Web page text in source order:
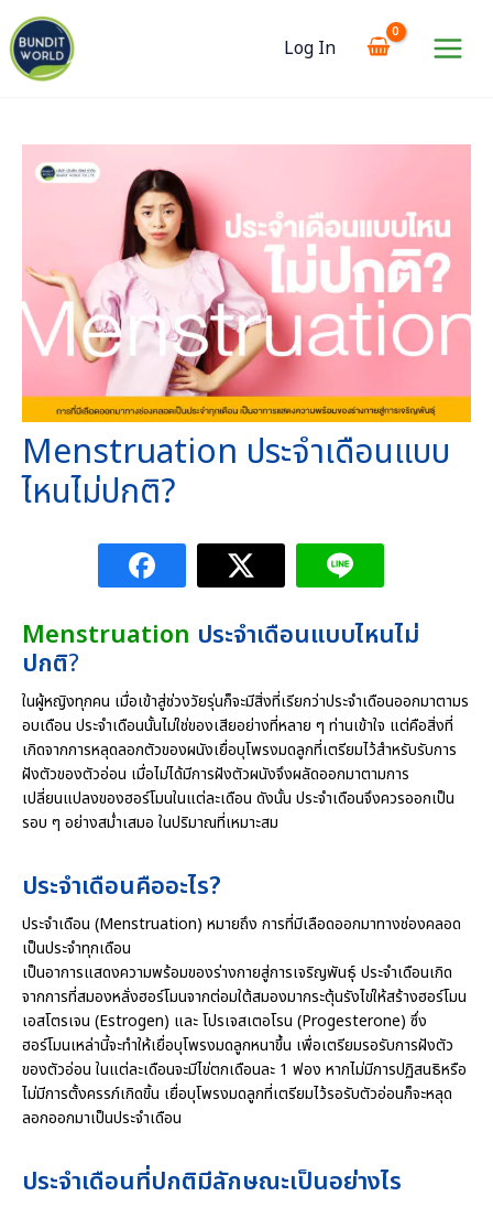
to
content
Log In
Main
Menstruation ประจำเดือนแบบ
ไหนไม่ปกติ?
Menstruation ประจำเดือนแบบไหนไม่
ปกติ?
ในผู้หญิงทุกคน เมื่อเข้าสู่ช่วงวัยรุ่นก็จะมีสิ่งที่เรียกว่าประจำเดือนออกมาตามร
อบเดือน ประจำเดือนนั้นไม่ใช่ของเสียอย่างที่หลาย ๆ ท่านเข้าใจ แต่คือสิ่งที่
เกิดจากการหลุดลอกตัวของผนังเยื่อบุโพรงมดลูกที่เตรียมไว้สำหรับรับการ
ฝังตัวของตัวอ่อน เมื่อไม่ได้มีการฝังตัวผนังจึงผลัดออกมาตามการ
เปลี่ยนแปลงของฮอร์โมนในแต่ละเดือน ดังนั้น ประจำเดือนจึงควรออกเป็น
รอบ ๆ อย่างสม่ำเสมอ ในปริมาณที่เหมาะสม
ประจำเดือนคืออะไร?
ประจำเดือน (Menstruation) หมายถึง การที่มีเลือดออกมาทางช่องคลอด
เป็นประจำทุกเดือน
เป็นอาการแสดงความพร้อมของร่างกายสู่การเจริญพันธุ์ ประจำเดือนเกิด
จากการที่สมองหลั่งฮอร์โมนจากต่อมใต้สมองมากระตุ้นรังไข่ให้สร้างฮอร์โมน
เอสโตรเจน (Estrogen) และ โปรเจสเตอโรน (Progesterone) ซึ่ง
ฮอร์โมนเหล่านี้จะทำให้เยื่อบุโพรงมดลูกหนาขึ้น เพื่อเตรียมรอรับการฝังตัว
ของตัวอ่อน ในแต่ละเดือนจะมีไข่ตกเดือนละ 1 ฟอง หากไม่มีการปฏิสนธิหรือ
ไม่มีการตั้งครรภ์เกิดขิ้น เยื่อบุโพรงมดลูกที่เตรียมไว้รอรับตัวอ่อนก็จะหลุด
ลอกออกมาเป็นประจำเดือน
ประจำเดือนที่ปกติมีลักษณะเป็นอย่างไร